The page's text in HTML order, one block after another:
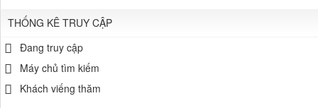
THỐNG KÊ TRUY CẬP
Đang truy cập
Máy chủ tìm kiếm
Khách viếng thăm